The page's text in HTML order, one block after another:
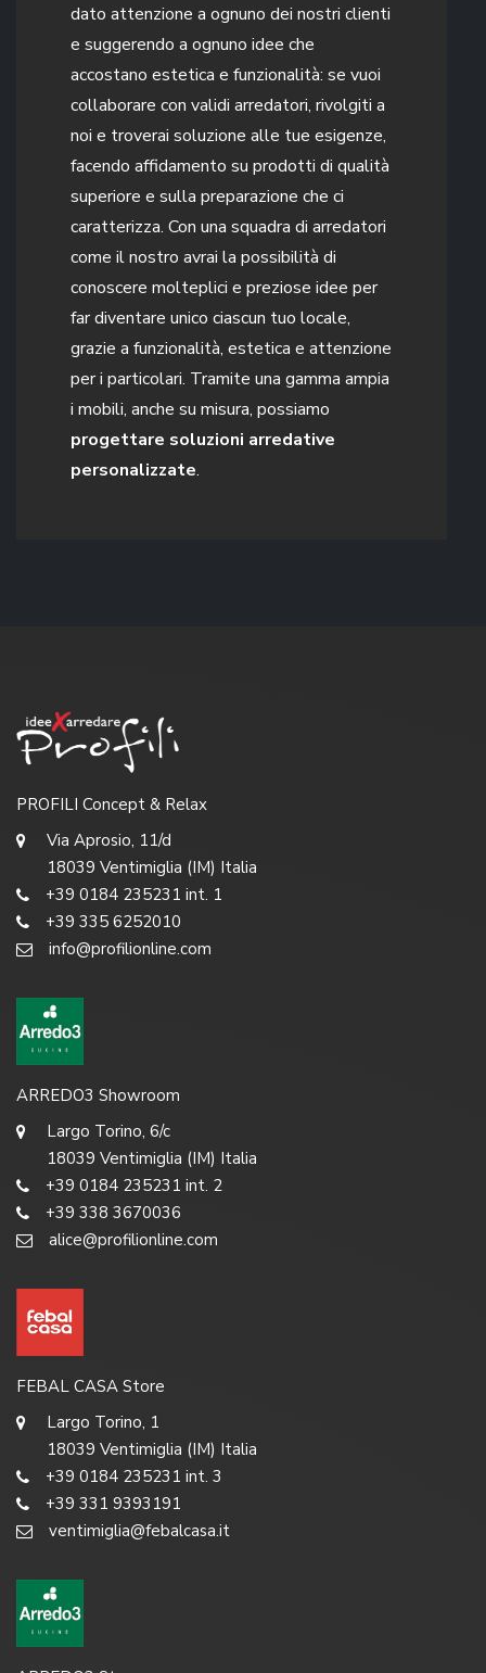
dato attenzione a ognuno dei nostri clienti
e suggerendo a ognuno idee che
accostano estetica e funzionalità: se vuoi
collaborare con validi arredatori, rivolgiti a
noi e troverai soluzione alle tue esigenze,
facendo affidamento su prodotti di qualità
superiore e sulla preparazione che ci
caratterizza. Con una squadra di arredatori
come il nostro avrai la possibilità di
conoscere molteplici e preziose idee per
far diventare unico ciascun tuo locale,
grazie a funzionalità, estetica e attenzione
per i particolari. Tramite una gamma ampia
i mobili, anche su misura, possiamo
progettare soluzioni arredative
personalizzate.
PROFILI Concept & Relax
Via Aprosio, 11/d
18039 Ventimiglia (IM) Italia
+39 0184 235231 int. 1
+39 335 6252010
info@profilionline.com
ARREDO3 Showroom
Largo Torino, 6/c
18039 Ventimiglia (IM) Italia
+39 0184 235231 int. 2
+39 338 3670036
alice@profilionline.com
FEBAL CASA Store
Largo Torino, 1
18039 Ventimiglia (IM) Italia
+39 0184 235231 int. 3
+39 331 9393191
ventimiglia@febalcasa.it